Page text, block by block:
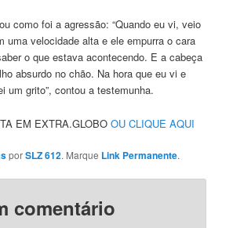
como foi a agressão: “Quando eu vi, veio
uma velocidade alta e ele empurra o cara
o que estava acontecendo. E a cabeça
absurdo no chão. Na hora que eu vi e
um grito”, contou a testemunha.
EM EXTRA.GLOBOOU CLIQUE AQUI
porSLZ 612. Marque Link Permanente.
comentário